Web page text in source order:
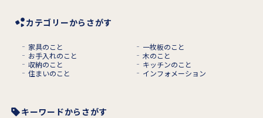
カテゴリーからさがす
家具のこと
一枚板のこと
お手入れのこと
木のこと
収納のこと
キッチンのこと
住まいのこと
インフォメーション
キーワードからさがす